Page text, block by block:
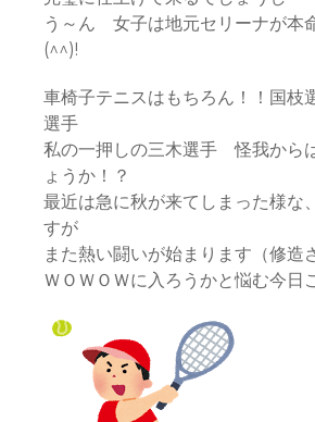
う～ん 女子は地元セリーナが本
(^^)!
車椅子テニスはもちろん！！国枝
選手
私の一押しの三木選手 怪我から
ょうか！？
最近は急に秋が来てしまった様な
すが
また熱い闘いが始まります（修造
ＷＯＷＯＷに入ろうかと悩む今日